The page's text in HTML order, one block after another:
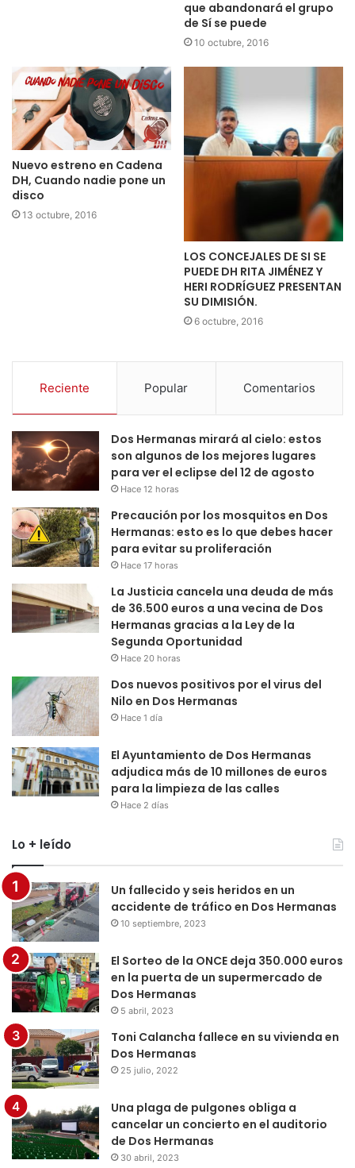
que abandonará el grupo
de Sí se puede
10 octubre, 2016
Nuevo estreno en Cadena
DH, Cuando nadie pone un
disco
13 octubre, 2016
LOS CONCEJALES DE SI SE
PUEDE DH RITA JIMÉNEZ Y
HERI RODRÍGUEZ PRESENTAN
SU DIMISIÓN.
6 octubre, 2016
Reciente Popular Comentarios
Dos Hermanas mirará al cielo: estos
son algunos de los mejores lugares
para ver el eclipse del 12 de agosto
Hace 12 horas
Precaución por los mosquitos en Dos
Hermanas: esto es lo que debes hacer
para evitar su proliferación
Hace 17 horas
La Justicia cancela una deuda de más
de 36.500 euros a una vecina de Dos
Hermanas gracias a la Ley de la
Segunda Oportunidad
Hace 20 horas
Dos nuevos positivos por el virus del
Nilo en Dos Hermanas
Hace 1 día
El Ayuntamiento de Dos Hermanas
adjudica más de 10 millones de euros
para la limpieza de las calles
Hace 2 días
Lo + leído
Un fallecido y seis heridos en un
accidente de tráfico en Dos Hermanas
10 septiembre, 2023
El Sorteo de la ONCE deja 350.000 euros
en la puerta de un supermercado de
Dos Hermanas
5 abril, 2023
Toni Calancha fallece en su vivienda en
Dos Hermanas
25 julio, 2022
Una plaga de pulgones obliga a
cancelar un concierto en el auditorio
de Dos Hermanas
30 abril, 2023